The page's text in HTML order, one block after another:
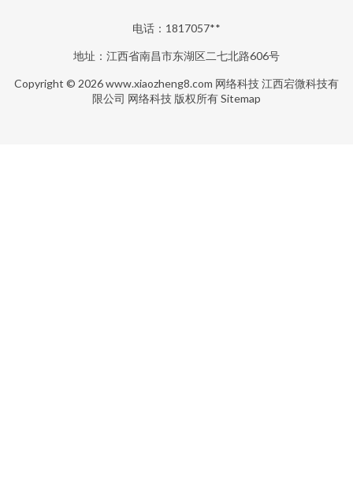
电话：1817057**
地址：江西省南昌市东湖区二七北路606号
Copyright © 2026www.xiaozheng8.com 网络科技江西宕微科技有
限公司 网络科技 版权所有Sitemap